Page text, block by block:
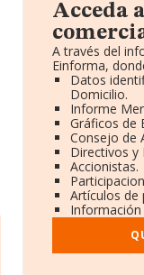
Acceda
A través del
Einforma,
Datos
Domicilio.
Informe
Gráficos de
Consejo de
Directivos y
Accionistas.
Artículos de